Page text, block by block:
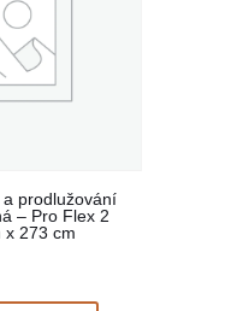
prodlužování
– Pro Flex 2
x 273 cm